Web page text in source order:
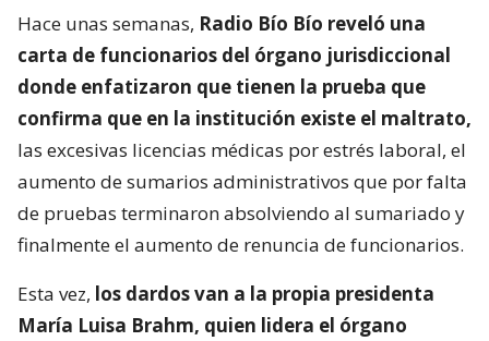
Hace unas semanas, Radio Bío Bío reveló una
carta de funcionarios del órgano jurisdiccional
donde enfatizaron que tienen la prueba que
confirma que en la institución existe el maltrato,
las excesivas licencias médicas por estrés laboral, el
aumento de sumarios administrativos que por falta
de pruebas terminaron absolviendo al sumariado y
finalmente el aumento de renuncia de funcionarios.
Esta vez, los dardos van a la propia presidenta
María Luisa Brahm, quien lidera el órgano